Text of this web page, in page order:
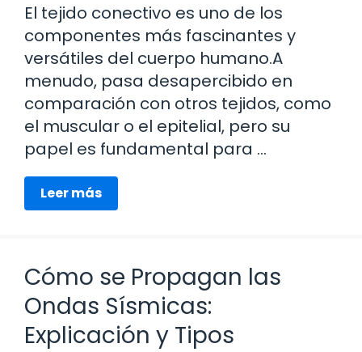
El tejido conectivo es uno de los
componentes más fascinantes y
versátiles del cuerpo humano.A
menudo, pasa desapercibido en
comparación con otros tejidos, como
el muscular o el epitelial, pero su
papel es fundamental para …
Leer más
Cómo se Propagan las
Ondas Sísmicas:
Explicación y Tipos